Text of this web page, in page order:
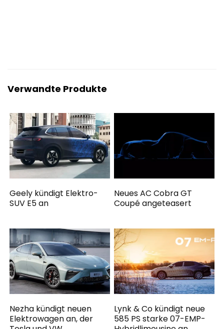
Verwandte Produkte
Geely kündigt Elektro-
SUV E5 an
Neues AC Cobra GT
Coupé angeteasert
Nezha kündigt neuen
Elektrowagen an, der
Lynk & Co kündigt neue
585 PS starke 07-EMP-